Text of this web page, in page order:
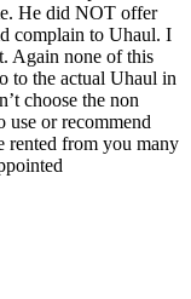
He did NOT offer
complain to Uhaul. I
Again none of this
to the actual Uhaul in
choose the non
or recommend
rented from you many